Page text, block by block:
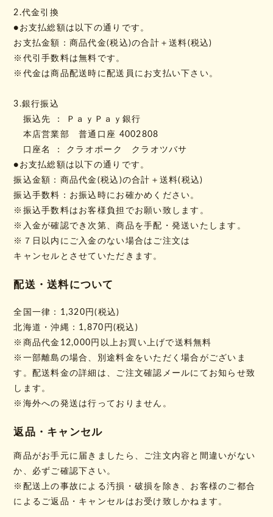
2.代金引換
●お支払総額は以下の通りです。
お支払金額：商品代金(税込)の合計＋送料(税込)
※代引手数料は無料です。
※代金は商品配送時に配送員にお支払い下さい。
3.銀行振込
振込先 ： ＰａｙＰａｙ銀行
本店営業部 普通口座 4002808
口座名 ： クラオポーク クラオツバサ
●お支払総額は以下の通りです。
振込金額：商品代金(税込)の合計＋送料(税込)
振込手数料：お振込時にお確かめください。
※振込手数料はお客様負担でお願い致します。
※入金が確認でき次第、商品を手配・発送いたします。
※７日以内にご入金のない場合はご注文は
キャンセルとさせていただきます。
配送・送料について
全国一律：1,320円(税込)
北海道・沖縄：1,870円(税込)
※商品代金12,000円以上お買い上げで送料無料
※一部離島の場合、別途料金をいただく場合がございま
す。配送料金の詳細は、ご注文確認メールにてお知らせ致
します。
※海外への発送は行っておりません。
返品・キャンセル
商品がお手元に届きましたら、ご注文内容と間違いがない
か、必ずご確認下さい。
※配送上の事故による汚損・破損を除き、お客様のご都合
によるご返品・キャンセルはお受け致しかねます。